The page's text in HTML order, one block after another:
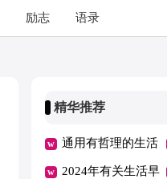
励志 语录
精华推荐
通用有哲理的生活
语句98句
2024年有关生活早